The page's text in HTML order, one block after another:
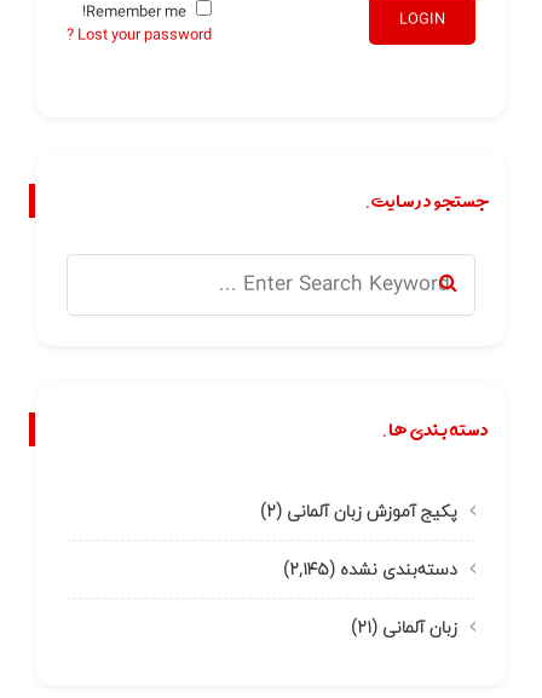
LOGIN
Lost your password ?
جستجو در سایت.
دسته بندی ها.
پکیج آموزش زبان آلمانی (۲)
دسته‌بندی نشده (۲,۱۴۵)
زبان آلمانی (۲۱)